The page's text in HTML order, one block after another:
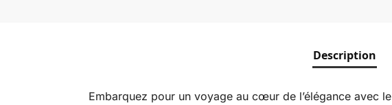
Description
Embarquez pour un voyage au cœur de l’élégance avec le